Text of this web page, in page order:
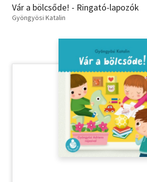
Erotika
Szótár, nyelvkönyv
Vár a bölcsőde! - Ringató-lapozók
Gyöngyösi Katalin